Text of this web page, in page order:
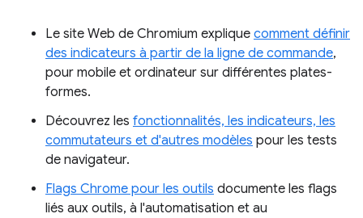
Le site Web de Chromium explique comment définir
des indicateurs à partir de la ligne de commande,
pour mobile et ordinateur sur différentes plates-
formes.
Découvrez les fonctionnalités, les indicateurs, les
commutateurs et d'autres modèles pour les tests
de navigateur.
Flags Chrome pour les outils documente les flags
liés aux outils, à l'automatisation et au